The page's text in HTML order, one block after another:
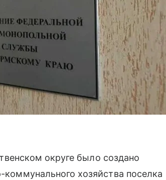
округе было создано
хозяйства поселка